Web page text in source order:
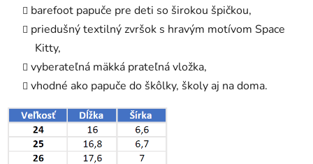
barefoot papuče pre deti so širokou špičkou,
priedušný textilný zvršok s hravým motívom Space
Kitty,
vyberateľná mäkká prateľná vložka,
vhodné ako papuče do škôlky, školy aj na doma.